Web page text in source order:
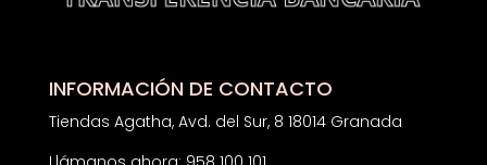
INFORMACIÓN DE CONTACTO
Tiendas Agatha, Avd. del Sur, 8 18014 Granada